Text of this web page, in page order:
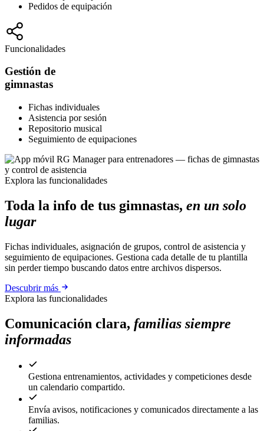
Pedidos de equipación
Funcionalidades
Gestión de
gimnastas
Fichas individuales
Asistencia por sesión
Repositorio musical
Seguimiento de equipaciones
Explora las funcionalidades
Toda la info de tus gimnastas, en un solo
lugar
Fichas individuales, asignación de grupos, control de asistencia y
seguimiento de equipaciones. Gestiona cada detalle de tu plantilla
sin perder tiempo buscando datos entre archivos dispersos.
Descubrir más
Explora las funcionalidades
Comunicación clara, familias siempre
informadas
Gestiona entrenamientos, actividades y competiciones desde
un calendario compartido.
Envía avisos, notificaciones y comunicados directamente a las
familias.